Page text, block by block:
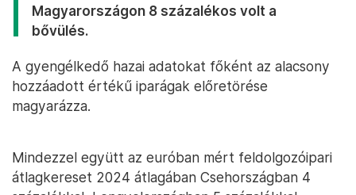
Magyarországon 8 százalékos volt a
bővülés.
A gyengélkedő hazai adatokat főként az alacsony
hozzáadott értékű iparágak előretörése
magyarázza.
Mindezzel együtt az euróban mért feldolgozóipari
átlagkereset 2024 átlagában Csehországban 4